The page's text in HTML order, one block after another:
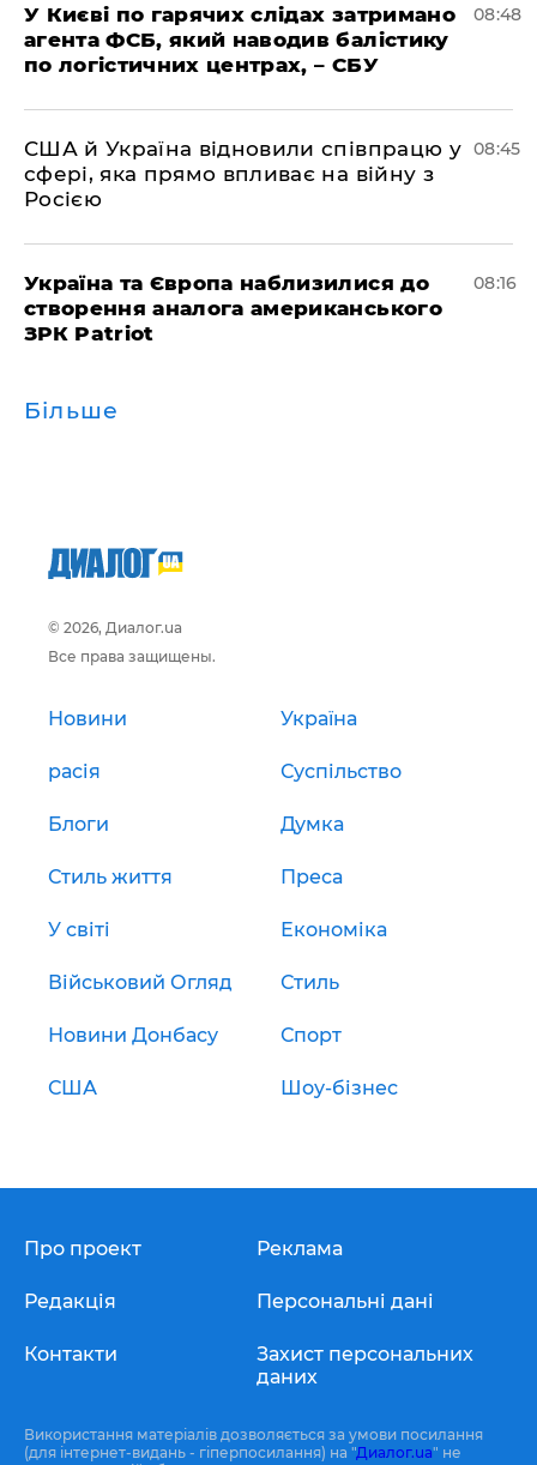
У Києві по гарячих слідах затримано
агента ФСБ, який наводив балістику
по логістичних центрах, – СБУ
08:48
США й Україна відновили співпрацю у
сфері, яка прямо впливає на війну з
Росією
08:45
Україна та Європа наблизилися до
створення аналога американського
ЗРК Patriot
08:16
Більше
© 2026, Диалог.ua
Все права защищены.
Новини Україна
расія Суспільство
Блоги Думка
Стиль життя Преса
У світі Економіка
Військовий Огляд Стиль
Новини Донбасу Спорт
США Шоу-бізнес
Про проект
Редакція
Контакти
Реклама
Персональні дані
Захист персональних
даних
Використання матеріалів дозволяється за умови посилання
(для інтернет-видань - гіперпосилання) на "Диалог.ua" не